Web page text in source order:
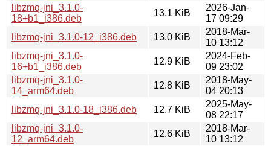
libzmq-jni_3.1.0-
18+b1_i386.deb
13.1 KiB
2026-Jan-
17 09:29
libzmq-jni_3.1.0-12_i386.deb
13.0 KiB
2018-Mar-
10 13:12
libzmq-jni_3.1.0-
16+b1_i386.deb
12.9 KiB
2024-Feb-
09 23:02
libzmq-jni_3.1.0-
14_arm64.deb
12.8 KiB
2018-May-
04 20:13
libzmq-jni_3.1.0-18_i386.deb
12.7 KiB
2025-May-
08 22:17
libzmq-jni_3.1.0-
12_arm64.deb
12.6 KiB
2018-Mar-
10 13:12